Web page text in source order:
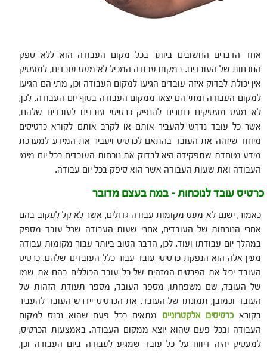
אחד הדברים החשובים ביותר בכל מקום העבודה הוא ללא ספק
הנוכחות של העובדים. במקום עבודה המכיל לא מעט עובדים, למעסיק
אין יכולת לבדוק איזה עובדים הגיעו למקום העבודה וכן, מתי הם הגיעו
למקום העבודה ומתי הם יצאו ממקום העבודה בסוף יום העבודה. לכן,
לא מעט מעסיקים בוחרים להנפיק כרטיסי עובדים לעובדים שלהם,
אשר כל עובד נדרש להעביר אותם או לקרב אותם לקורא כרטיסים
מיוחד שיזהה את העובד בהתאם לכרטיס ויעביר את המידע למערכת
מידע מיוחדת שתפקידה היא לבדוק את נוכחות העובדים בכל יום מימי
העבודה ואת שעות העבודה אשר הוא סיפק בכל יום עבודה.
כרטיס עובד לנוכחות – במה בעצם מדובר
כאמור, ישנם לא מעט מקומות עבודה גדולים, אשר לא קל לעקוב בהם
אחרי הנוכחות של העובדים, אחרי שעות העבודה שכל עובד מספק
במהלך יום עבודתו ועוד. לכן, הדבר הטוב ביותר עבור מקומות עבודה
מעין אלה הוא הנפקת כרטיסי עובד עבור כלל העובדים שלהם. כרטיס
העובד יכיל את הפרטים המזהים של כל עובד הכוללים בהם את שמו
של העובד, שם משפחתו, מספר העובד, מספר תעודת הזהות של
העובד וכמובן, תמונתו של העובד. את הכרטיס יידרש העובד להעביר
בקוראכרטיסים אלקטרוניים מתאים בכל פעם שהוא נכנס למקום
העבודה ובכל פעם שהוא יוצא ממקום העבודה. באמצעות הכרטיס,
למעסיק יהיה דיווח על כל עובד שמגיע לעבודה ביום העבודה וכן,